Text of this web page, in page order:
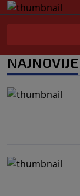
NAJNOVIJE